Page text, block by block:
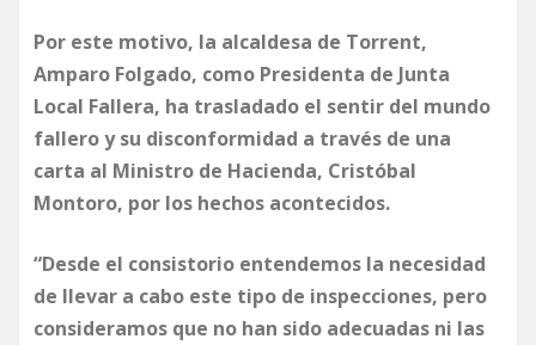
Por este motivo, la alcaldesa de Torrent,
Amparo Folgado, como Presidenta de Junta
Local Fallera, ha trasladado el sentir del mundo
fallero y su disconformidad a través de una
carta al Ministro de Hacienda, Cristóbal
Montoro, por los hechos acontecidos.
“Desde el consistorio entendemos la necesidad
de llevar a cabo este tipo de inspecciones, pero
consideramos que no han sido adecuadas ni las